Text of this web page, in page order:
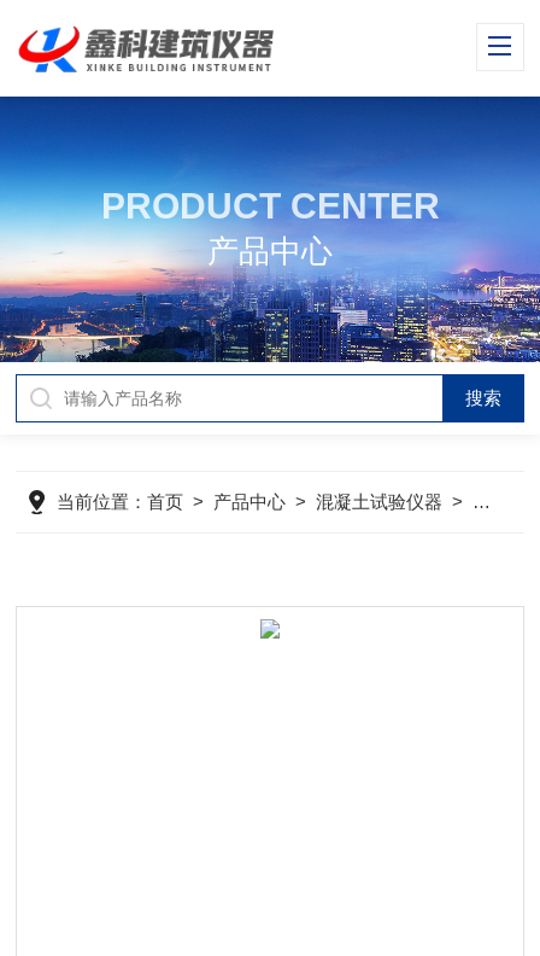
PRODUCT CENTER
产品中心
当前位置：首页 > 产品中心 >混凝土试验仪器 > 混凝土